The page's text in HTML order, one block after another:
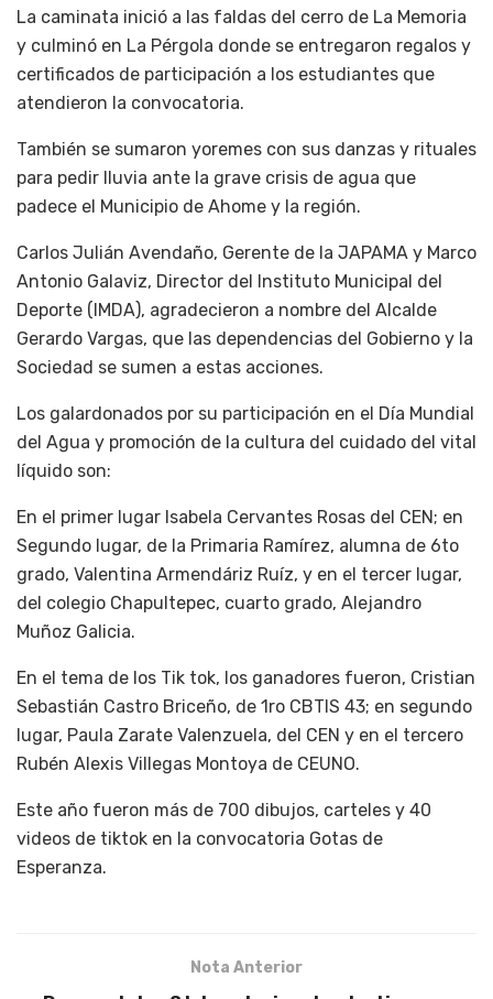
La caminata inició a las faldas del cerro de La Memoria
y culminó en La Pérgola donde se entregaron regalos y
certificados de participación a los estudiantes que
atendieron la convocatoria.
También se sumaron yoremes con sus danzas y rituales
para pedir lluvia ante la grave crisis de agua que
padece el Municipio de Ahome y la región.
Carlos Julián Avendaño, Gerente de la JAPAMA y Marco
Antonio Galaviz, Director del Instituto Municipal del
Deporte (IMDA), agradecieron a nombre del Alcalde
Gerardo Vargas, que las dependencias del Gobierno y la
Sociedad se sumen a estas acciones.
Los galardonados por su participación en el Día Mundial
del Agua y promoción de la cultura del cuidado del vital
líquido son:
En el primer lugar Isabela Cervantes Rosas del CEN; en
Segundo lugar, de la Primaria Ramírez, alumna de 6to
grado, Valentina Armendáriz Ruíz, y en el tercer lugar,
del colegio Chapultepec, cuarto grado, Alejandro
Muñoz Galicia.
En el tema de los Tik tok, los ganadores fueron, Cristian
Sebastián Castro Briceño, de 1ro CBTIS 43; en segundo
lugar, Paula Zarate Valenzuela, del CEN y en el tercero
Rubén Alexis Villegas Montoya de CEUNO.
Este año fueron más de 700 dibujos, carteles y 40
videos de tiktok en la convocatoria Gotas de
Esperanza.
Nota Anterior